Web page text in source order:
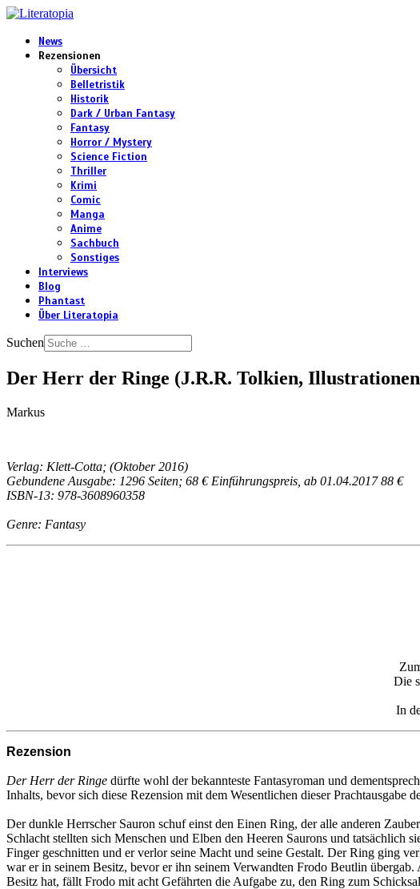
News
Rezensionen
Übersicht
Belletristik
Historik
Dark / Urban Fantasy
Fantasy
Horror / Mystery
Science Fiction
Thriller
Krimi
Comic
Manga
Anime
Sachbuch
Sonstiges
Interviews
Blog
Phantast
Über Literatopia
Suchen
Der Herr der Ringe (J.R.R. Tolkien,
Markus
Verlag: Klett-Cotta; (Oktober 2016)
Gebundene Ausgabe: 1296 Seiten; 68 € Einführungspreis, ab 01.04.2017 88 €
ISBN-13: 978-3608960358
Genre: Fantasy
Die
In
Rezension
Der Herr der Ringe dürfte wohl der bekannteste Fantasyroman und
Inhalts, bevor sich diese Rezension mit dem Wesentlichen dieser Prachtausgabe
Der dunkle Herrscher Sauron schuf einst den Einen Ring, der alle anderen
Schlacht stellten sich Menschen und Elben den Heeren Saurons und tatsächlich
Finger geschnitten und er verlor seine Macht und seine Gestalt. Der Ring ging
war er in seinem Besitz, bevor er ihn seinem Verwandten Frodo Beutlin
Besitz hat, fällt Frodo mit acht Gefährten die Aufgabe zu, den Ring zum